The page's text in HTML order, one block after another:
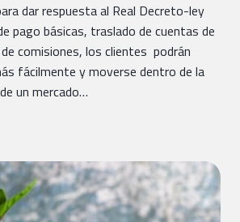
dar respuesta al Real Decreto-ley
pago básicas, traslado de cuentas de
comisiones, los clientes podrán
fácilmente y moverse dentro de la
un mercado…